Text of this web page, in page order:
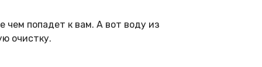
чем попадет к вам. А вот воду из
очистку.